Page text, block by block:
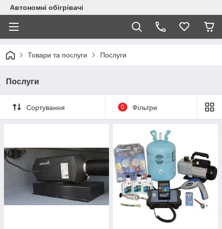
Автономні обігрівачі
Товари та послуги Послуги
Послуги
Сортування 0 Фільтри